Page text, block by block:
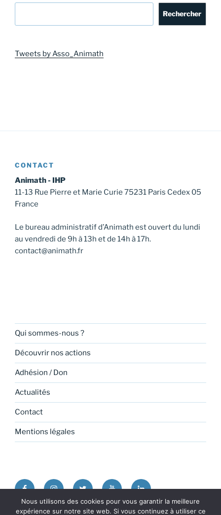
Rechercher
Tweets by Asso_Animath
CONTACT
Animath - IHP
11-13 Rue Pierre et Marie Curie 75231 Paris Cedex 05
France
Le bureau administratif d’Animath est ouvert du lundi
au vendredi de 9h à 13h et de 14h à 17h.
contact@animath.fr
Qui sommes-nous ?
Découvrir nos actions
Adhésion / Don
Actualités
Contact
Mentions légales
FacebookInstagramTwitter YoutubeLinkedin
Nous utilisons des cookies pour vous garantir la meilleure
expérience sur notre site web. Si vous continuez à utiliser ce